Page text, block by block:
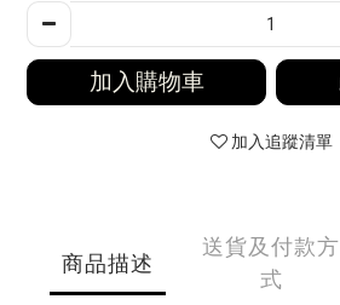
加入購物車
加入追蹤清單
商品描述
送貨及付款方
式